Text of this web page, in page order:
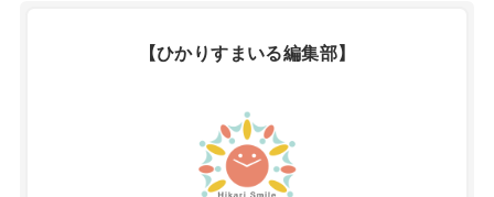
【ひかりすまいる編集部】